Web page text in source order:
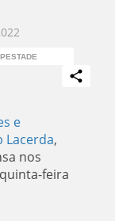
e
Lacerda,
nos
feira